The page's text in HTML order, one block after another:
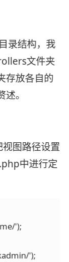
录结构，我
文件夹
存放各自的
。
图路径设置
中进行定
');
');